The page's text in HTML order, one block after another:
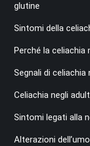
glutine
Sintomi della
Perché la
Segnali di celiachia
Celiachia negli
Sintomi legati alla
Alterazioni